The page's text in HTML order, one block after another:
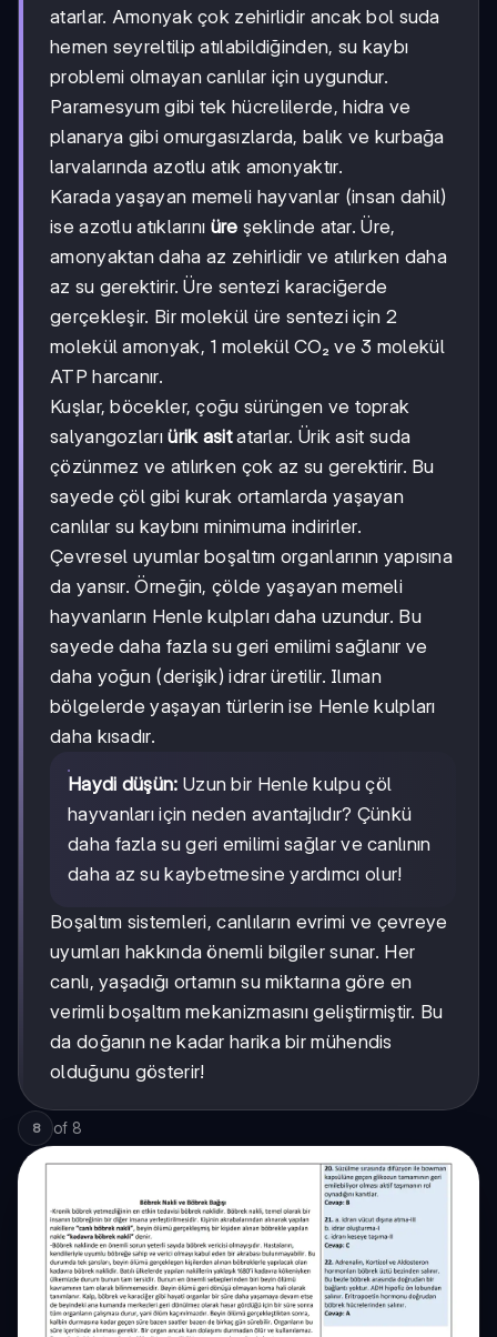
atarlar. Amonyak çok zehirlidir ancak bol suda
hemen seyreltilip atılabildiğinden, su kaybı
problemi olmayan canlılar için uygundur.
Paramesyum gibi tek hücrelilerde, hidra ve
planarya gibi omurgasızlarda, balık ve kurbağa
larvalarında azotlu atık amonyaktır.
Karada yaşayan memeli hayvanlar (insan dahil)
ise azotlu atıklarını üre şeklinde atar. Üre,
amonyaktan daha az zehirlidir ve atılırken daha
az su gerektirir. Üre sentezi karaciğerde
gerçekleşir. Bir molekül üre sentezi için 2
molekül amonyak, 1 molekül CO₂ ve 3 molekül
ATP harcanır.
Kuşlar, böcekler, çoğu sürüngen ve toprak
salyangozlarıürik asitatarlar. Ürik asit suda
çözünmez ve atılırken çok az su gerektirir. Bu
sayede çöl gibi kurak ortamlarda yaşayan
canlılar su kaybını minimuma indirirler.
Çevresel uyumlar boşaltım organlarının yapısına
da yansır. Örneğin, çölde yaşayan memeli
hayvanların Henle kulpları daha uzundur. Bu
sayede daha fazla su geri emilimi sağlanır ve
daha yoğun (derişik) idrar üretilir. Ilıman
bölgelerde yaşayan türlerin ise Henle kulpları
daha kısadır.
Haydi düşün: Uzun bir Henle kulpu çöl
hayvanları için neden avantajlıdır? Çünkü
daha fazla su geri emilimi sağlar ve canlının
daha az su kaybetmesine yardımcı olur!
Boşaltım sistemleri, canlıların evrimi ve çevreye
uyumları hakkında önemli bilgiler sunar. Her
canlı, yaşadığı ortamın su miktarına göre en
verimli boşaltım mekanizmasını geliştirmiştir. Bu
da doğanın ne kadar harika bir mühendis
olduğunu gösterir!
8 of 8